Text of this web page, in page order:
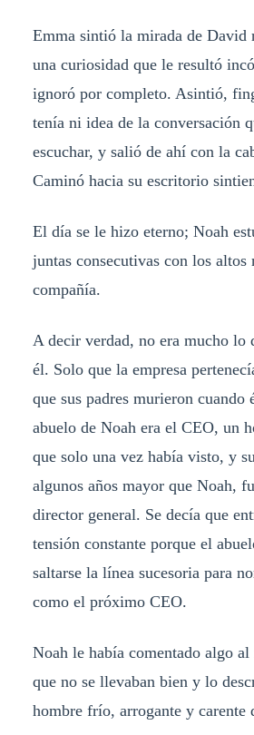
​Emma sintió la mirada de David
una curiosidad que le resultó
ignoró por completo. Asintió,
tenía ni idea de la conversación
escuchar, y salió de ahí con la
Caminó hacia su escritorio
El día se le hizo eterno; Noah
juntas consecutivas con los altos
compañía.
A decir verdad, no era mucho lo
él. Solo que la empresa
que sus padres murieron cuando
abuelo de Noah era el CEO, un
que solo una vez había visto, y
algunos años mayor que Noah,
director general. Se decía que
tensión constante porque el
saltarse la línea sucesoria para
como el próximo CEO.
Noah le había comentado algo al
que no se llevaban bien y lo
hombre frío, arrogante y carente